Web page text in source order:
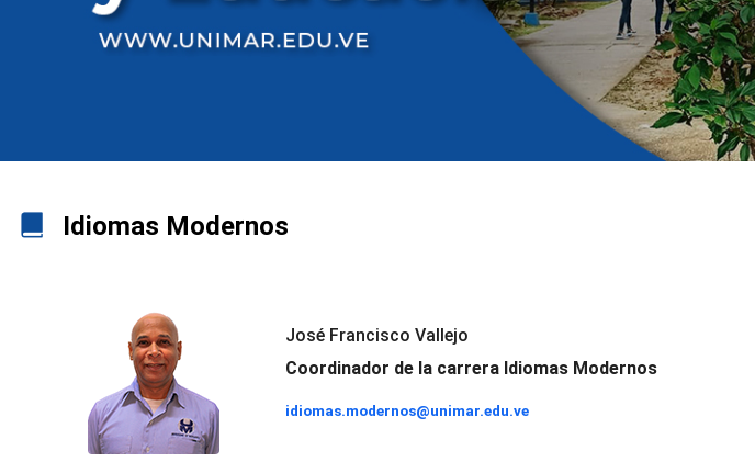
Idiomas Modernos
José Francisco Vallejo
Coordinador de la carrera Idiomas Modernos
idiomas.modernos@unimar.edu.ve